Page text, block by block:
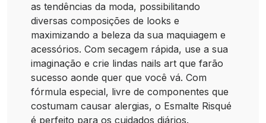
as tendências da moda, possibilitando
diversas composições de looks e
maximizando a beleza da sua maquiagem e
acessórios. Com secagem rápida, use a sua
imaginação e crie lindas nails art que farão
sucesso aonde quer que você vá. Com
fórmula especial, livre de componentes que
costumam causar alergias, o Esmalte Risqué
é perfeito para os cuidados diários.